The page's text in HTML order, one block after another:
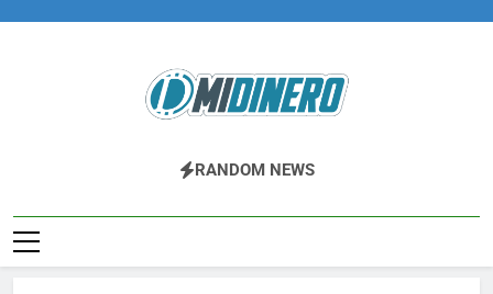
Midinero.co
Fintech, Criptomonedas
RANDOM NEWS